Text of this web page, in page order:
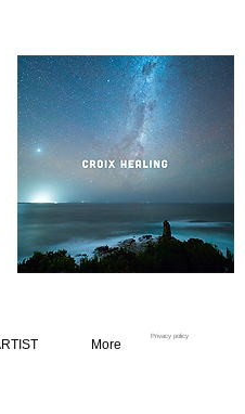
More
Privacy policy